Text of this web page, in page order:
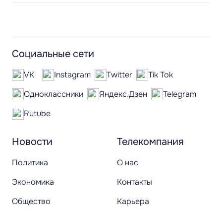
Новости
Политика
Экономика
Общество
Телекомпания
О нас
Контакты
Карьера
Социальные сети
VK Instagram Twitter
Tik Tok
Одноклассники
Яндекс.Дзен
Telegram
Rutube